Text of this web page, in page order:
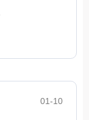
01-10